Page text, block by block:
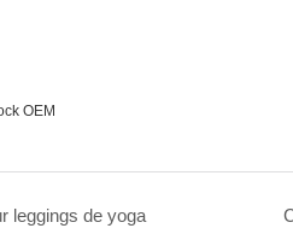
OEM
leggings de yoga